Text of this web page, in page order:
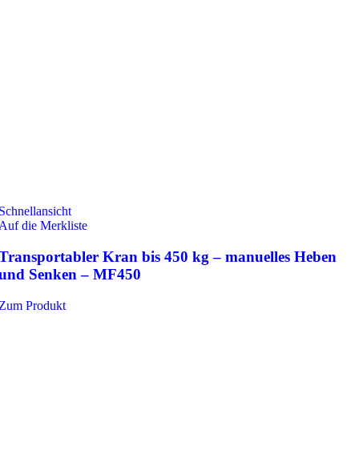
die Merkliste
Kran bis 450 kg – manuelles Heben
Senken – MF450
Produkt